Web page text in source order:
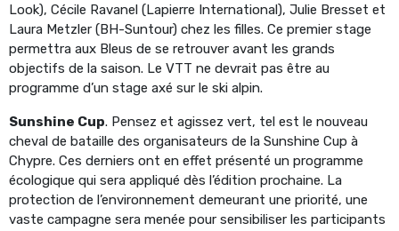
Look), Cécile Ravanel (Lapierre International), Julie Bresset et
Laura Metzler (BH-Suntour) chez les filles. Ce premier stage
permettra aux Bleus de se retrouver avant les grands
objectifs de la saison. Le VTT ne devrait pas être au
programme d’un stage axé sur le ski alpin.
Sunshine Cup. Pensez et agissez vert, tel est le nouveau
cheval de bataille des organisateurs de la Sunshine Cup à
Chypre. Ces derniers ont en effet présenté un programme
écologique qui sera appliqué dès l’édition prochaine. La
protection de l’environnement demeurant une priorité, une
vaste campagne sera menée pour sensibiliser les participants